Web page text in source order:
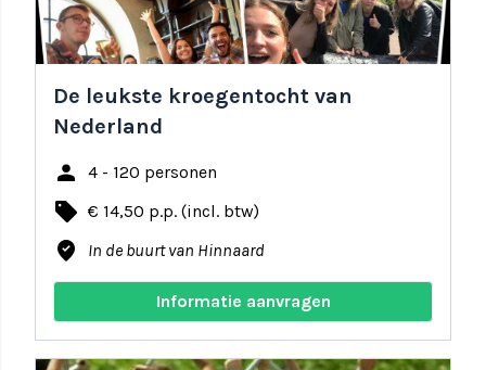
De leukste kroegentocht van
Nederland
person 4 - 120 personen
local_offer € 14,50 p.p. (incl. btw)
where_to_vote In de buurt van Hinnaard
Informatie aanvragen